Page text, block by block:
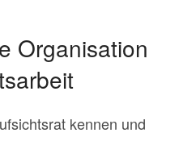
Organisation
kennen und